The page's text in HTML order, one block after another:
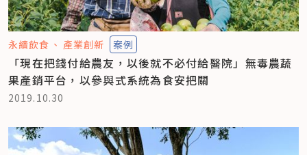
永續飲食 產業創新 案例
「現在把錢付給農友，以後就不必付給醫院」無毒農蔬
果產銷平台，以參與式系統為食安把關
2019.10.30